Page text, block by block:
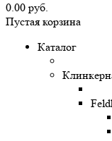
0.00 руб.
Пустая корзина
Каталог